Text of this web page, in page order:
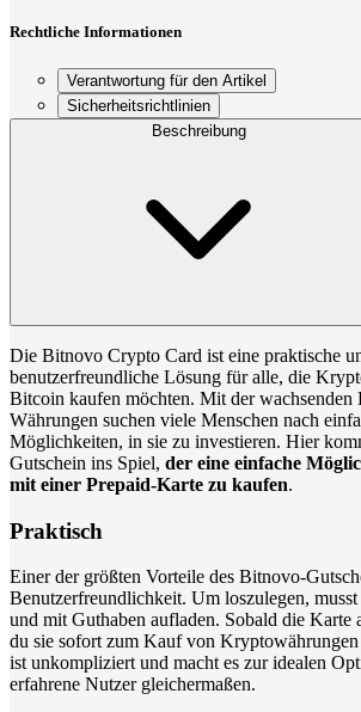
Rechtliche Informationen
Verantwortung für den Artikel
Sicherheitsrichtlinien
Beschreibung
Die Bitnovo Crypto Card ist eine praktische
benutzerfreundliche Lösung für alle, die
Bitcoin kaufen möchten. Mit der wachsenden
Währungen suchen viele Menschen nach
Möglichkeiten, in sie zu investieren. Hier
Gutschein ins Spiel, der eine einfache
mit einer Prepaid-Karte zu kaufen.
Praktisch
Einer der größten Vorteile des Bitnovo-
Benutzerfreundlichkeit. Um loszulegen,
und mit Guthaben aufladen. Sobald die Karte
du sie sofort zum Kauf von Kryptowährungen
ist unkompliziert und macht es zur idealen
erfahrene Nutzer gleichermaßen.